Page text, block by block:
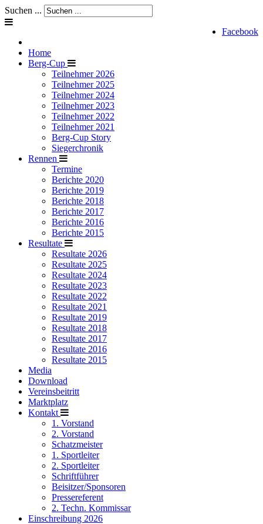
Suchen ...
Facebook
Home
Berg-Cup
Teilnehmer 2026
Teilnehmer 2025
Teilnehmer 2024
Teilnehmer 2023
Teilnehmer 2022
Teilnehmer 2021
Berg-Cup Story
Siegerchronik
Rennen
Termine
Berichte 2020
Berichte 2019
Berichte 2018
Berichte 2017
Berichte 2016
Berichte 2015
Resultate
Resultate 2026
Resultate 2025
Resultate 2024
Resultate 2023
Resultate 2022
Resultate 2021
Resultate 2019
Resultate 2018
Resultate 2017
Resultate 2016
Resultate 2015
Media
Download
Vereinsbeitritt
Marktplatz
Kontakt
1. Vorstand
2. Vorstand
Schatzmeister
1. Sportleiter
2. Sportleiter
Schriftführer
Beisitzer/Sponsoren
Pressereferent
2. Techn. Kommissar
Einschreibung 2026